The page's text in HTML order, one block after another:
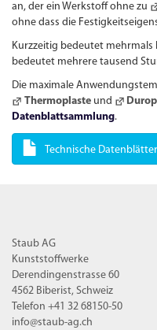
an, der ein Werkstoff ohne zu
ohne dass die
Kurzzeitig bedeutet mehrmals
bedeutet mehrere tausend
Die maximale
Thermoplasteund
Datenblattsammlung.
Technische Datenblätter
Staub AG
Kunststoffwerke
Derendingenstrasse 60
4562 Biberist, Schweiz
Telefon +41 32 68150-50
info@staub-ag.ch